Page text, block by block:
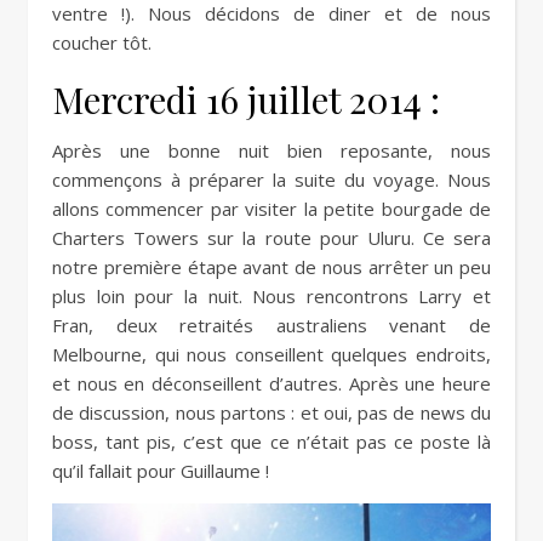
ventre !). Nous décidons de diner et de nous
coucher tôt.
Mercredi 16 juillet 2014 :
Après une bonne nuit bien reposante, nous
commençons à préparer la suite du voyage. Nous
allons commencer par visiter la petite bourgade de
Charters Towers sur la route pour Uluru. Ce sera
notre première étape avant de nous arrêter un peu
plus loin pour la nuit. Nous rencontrons Larry et
Fran, deux retraités australiens venant de
Melbourne, qui nous conseillent quelques endroits,
et nous en déconseillent d’autres. Après une heure
de discussion, nous partons : et oui, pas de news du
boss, tant pis, c’est que ce n’était pas ce poste là
qu’il fallait pour Guillaume !